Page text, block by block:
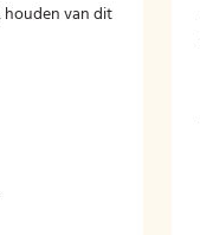
houden van dit